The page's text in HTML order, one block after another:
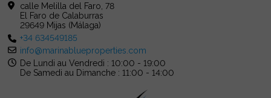
calle Melilla del Faro, 78
El Faro de Calaburras
29649 Mijas (Málaga)
+34 634549185
info@marinablueproperties.com
De Lundi au Vendredi : 10:00 - 19:00
De Samedi au Dimanche : 11:00 - 14:00